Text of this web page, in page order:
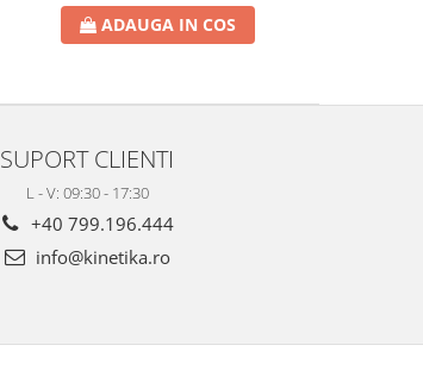
ADAUGA IN COS
SUPORT CLIENTI
L - V: 09:30 - 17:30
+40 799.196.444
info@kinetika.ro